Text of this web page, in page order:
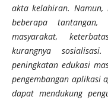
akta kelahiran. Namun,
beberapa
masyarakat,
kurangnya
peningkatan edukasi
pengembangan aplikasi
dapat mendukung